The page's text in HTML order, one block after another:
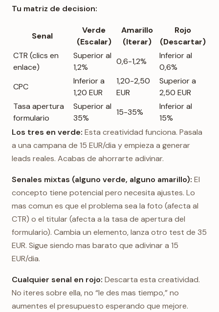
Tu matriz de decision:
Senal
Verde
(Escalar)
Amarillo
(Iterar)
Rojo
(Descartar)
CTR (clics en
enlace)
Superior al
1,2%
0,6-1,2%
Inferior al
0,6%
CPC
Inferior a
1,20 EUR
1,20-2,50
EUR
Superior a
2,50 EUR
Tasa apertura
formulario
Superior al
35%
15-35%
Inferior al
15%
Los tres en verde: Esta creatividad funciona. Pasala
a una campana de 15 EUR/dia y empieza a generar
leads reales. Acabas de ahorrarte adivinar.
Senales mixtas (alguno verde, alguno amarillo): El
concepto tiene potencial pero necesita ajustes. Lo
mas comun es que el problema sea la foto (afecta al
CTR) o el titular (afecta a la tasa de apertura del
formulario). Cambia un elemento, lanza otro test de 35
EUR. Sigue siendo mas barato que adivinar a 15
EUR/dia.
Cualquier senal en rojo: Descarta esta creatividad.
No iteres sobre ella, no “le des mas tiempo,” no
aumentes el presupuesto esperando que mejore.